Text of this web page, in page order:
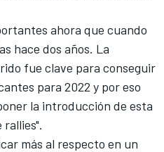
ahora que cuando
hace dos años. La
fue clave para conseguir
para 2022 y por eso
la introducción de esta
rallies".
más al respecto en un